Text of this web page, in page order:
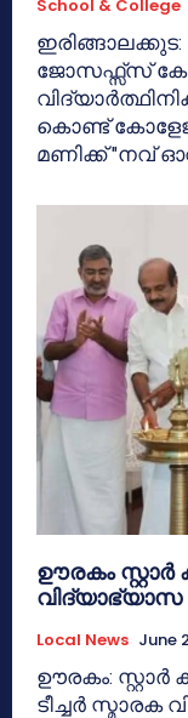
School & College
ജോസഫ്സ്സ്
കൊണ്ട് കോളേജ്
മണിക്ക് "നവ്
ഊരകം
Local News June
ഊരകം: സ്റ്റാർ
ടീച്ചർ